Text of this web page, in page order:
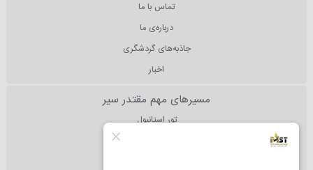
تماس با ما
درباره‌ی ما
جاذبه‌های گردشگری
اخبار
مسیرهای مهم مقتدر سیر
تور استانبول